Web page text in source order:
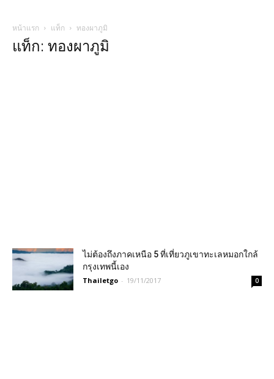
หน้าแรก แท็ก ทองผาภูมิ
แท็ก: ทองผาภูมิ
ไม่ต้องถึงภาคเหนือ 5 ที่เที่ยวภูเขาทะเลหมอกใกล้
กรุงเทพนี้เอง
Thailetgo - 19/11/2017 0